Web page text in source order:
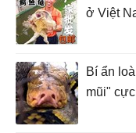
ở Việt
Bí ẩn
mũi"